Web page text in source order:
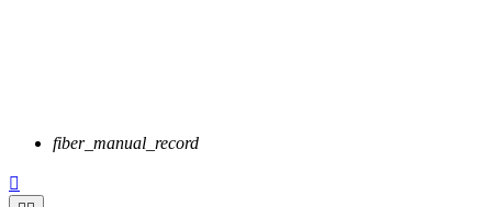
fiber_manual_record
